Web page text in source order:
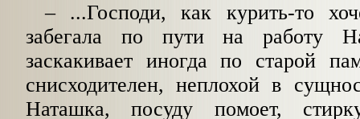
– ...Господи, как курить-то
забегала по пути на работу
заскакивает иногда по старой
снисходителен, неплохой в
Наташка, посуду помоет,